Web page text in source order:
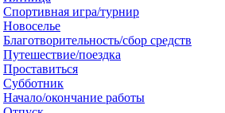
Спортивная игра/турнир
Новоселье
Благотворительность/сбор средств
Путешествие/поездка
Проставиться
Субботник
Начало/окончание работы